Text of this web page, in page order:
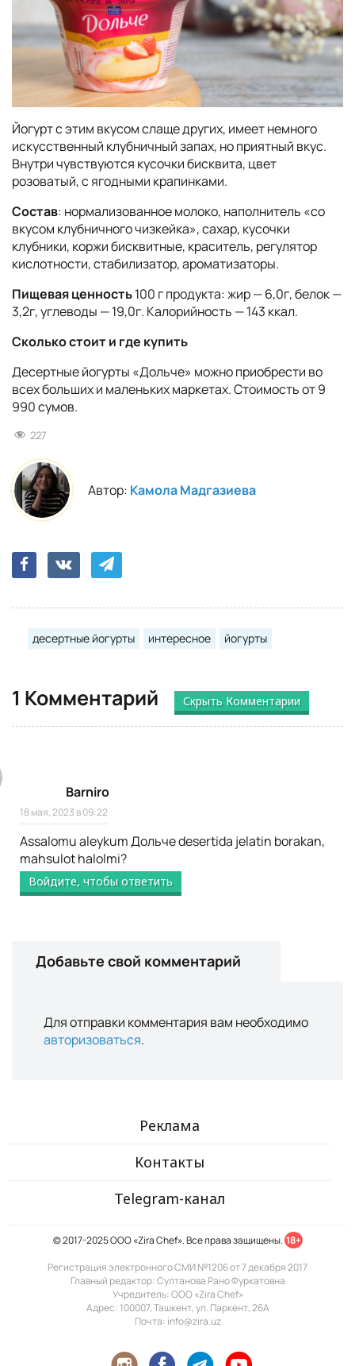
Йогурт с этим вкусом слаще других, имеет немного
искусственный клубничный запах, но приятный вкус.
Внутри чувствуются кусочки бисквита, цвет
розоватый, с ягодными крапинками.
Состав: нормализованное молоко, наполнитель «со
вкусом клубничного чизкейка», сахар, кусочки
клубники, коржи бисквитные, краситель, регулятор
кислотности, стабилизатор, ароматизаторы.
Пищевая ценность100 г продукта: жир — 6,0г, белок —
3,2г, углеводы — 19,0г. Калорийность — 143 ккал.
Сколько стоит и где купить
Десертные йогурты «Дольче» можно приобрести во
всех больших и маленьких маркетах. Стоимость от 9
990 сумов.
227
Автор: Камола Мадгазиева
десертные йогурты интересное йогурты
1 Комментарий Скрыть Комментарии
Barniro
18 мая, 2023 в 09:22
Assalomu aleykum Дольче desertida jelatin borakan,
mahsulot halolmi?
Войдите, чтобы ответить
Добавьте свой комментарий
Для отправки комментария вам необходимо
авторизоваться.
Реклама
Контакты
Telegram-канал
© 2017-2025 ООО «Zira Chef». Все права защищены. 18+
Регистрация электронного СМИ №1206 от 7 декабря 2017
Главный редактор: Султанова Рано Фуркатовна
Учредитель: ООО «Zira Chef»
Адрес: 100007, Ташкент, ул. Паркент, 26А
Почта: info@zira.uz